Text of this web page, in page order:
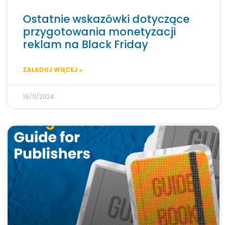
Ostatnie wskazówki dotyczące
przygotowania monetyzacji
reklam na Black Friday
ZAŁADUJ WIĘCEJ »
19/11/2024